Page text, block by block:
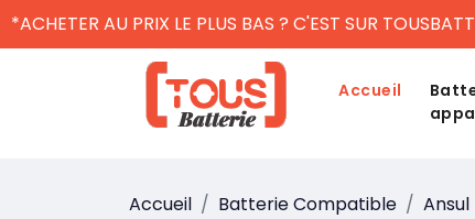
*ACHETER AU PRIX LE PLUS BAS ? C'EST SUR
Accueil
Accueil Batterie Compatible Ansul